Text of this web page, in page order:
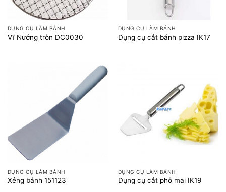
DỤNG CỤ LÀM BÁNH
Vĩ Nướng tròn DC0030
DỤNG CỤ LÀM BÁNH
Dụng cụ cắt bánh pizza IK17
DỤNG CỤ LÀM BÁNH
Xẻng bánh 151123
DỤNG CỤ LÀM BÁNH
Dụng cụ cắt phô mai IK19